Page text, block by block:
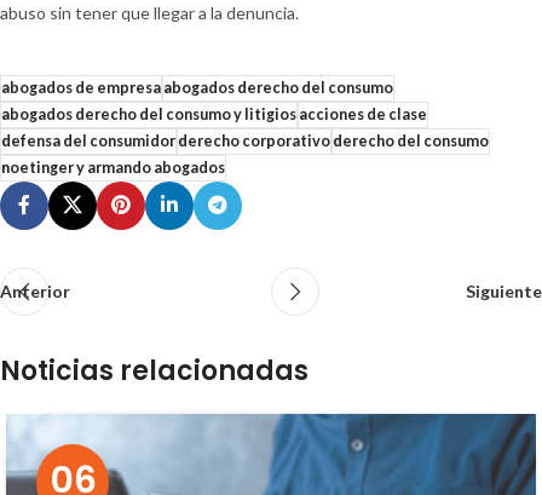
abuso sin tener que llegar a la denuncia.
abogados de empresaabogados derecho del consumo
abogados derecho del consumo y litigiosacciones de clase
defensa del consumidorderecho corporativoderecho del consumo
noetinger y armando abogados
Anterior Siguiente
Noticias relacionadas
06